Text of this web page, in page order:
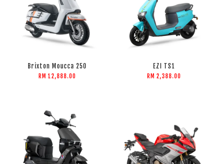
Brixton Moucca 250
RM 12,888.00
EZI TS1
RM 2,388.00